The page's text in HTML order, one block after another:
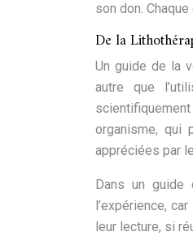
son don.
De la
Un guide de la
autre que
organisme, qui
appréciées par
Dans un
l’expérience,
leur lecture, si